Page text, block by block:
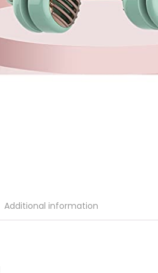
Additional information